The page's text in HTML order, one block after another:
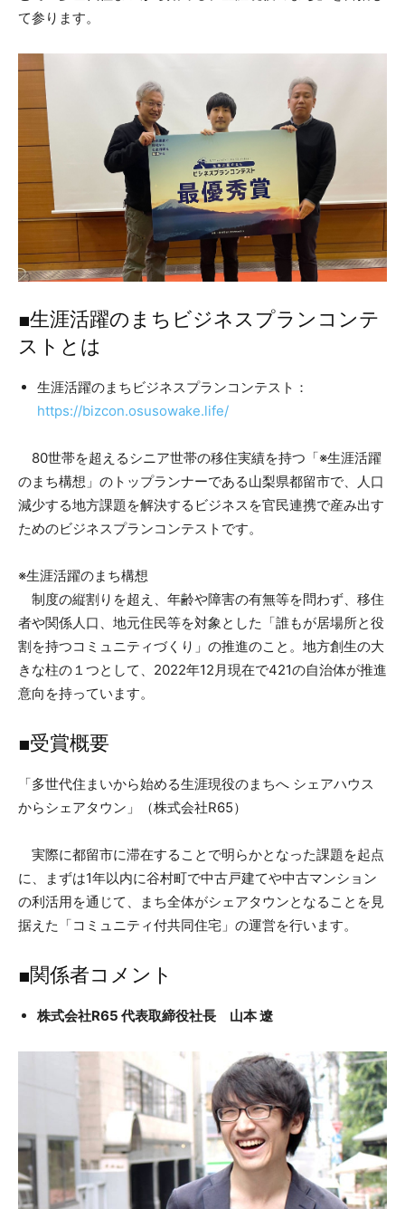
て参ります。
■生涯活躍のまちビジネスプランコンテ
ストとは
生涯活躍のまちビジネスプランコンテスト：​​
https://bizcon.osusowake.life/
80世帯を超えるシニア世帯の移住実績を持つ「※生涯活躍
のまち構想」のトップランナーである山梨県都留市で、人口
減少する地方課題を解決するビジネスを官民連携で産み出す
ためのビジネスプランコンテストです。
※生涯活躍のまち構想
制度の縦割りを超え、年齢や障害の有無等を問わず、移住
者や関係人口、地元住民等を対象とした「誰もが居場所と役
割を持つコミュニティづくり」の推進のこと。地方創生の大
きな柱の１つとして、2022年12月現在で421の自治体が推進
意向を持っています。
■受賞概要
「多世代住まいから始める生涯現役のまちへ シェアハウス
からシェアタウン」（株式会社R65）
実際に都留市に滞在することで明らかとなった課題を起点
に、まずは1年以内に谷村町で中古戸建てや中古マンション
の利活用を通じて、まち全体がシェアタウンとなることを見
据えた「コミュニティ付共同住宅」の運営を行います。
■関係者コメント
株式会社R65 代表取締役社長 山本 遼